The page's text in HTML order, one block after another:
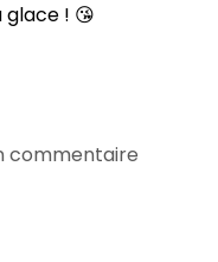
! 😘
commentaire